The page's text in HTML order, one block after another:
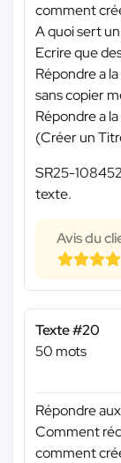
comment
A quoi sert
Ecrire que
Répondre a
sans copier
Répondre a
(Créer un
SR25-
texte.
Avis du
Texte #20
50 mots
Répondre
Comment
comment